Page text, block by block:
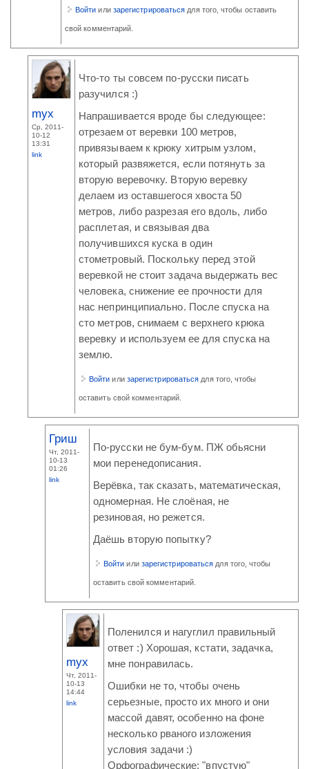
Войти или зарегистрироваться для того, чтобы оставить
свой комментарий.
myx
Ср, 2011-
10-12
13:31
link
Что-то ты совсем по-русски писать
разучился :)
Напрашивается вроде бы следующее:
отрезаем от веревки 100 метров,
привязываем к крюку хитрым узлом,
который развяжется, если потянуть за
вторую веревочку. Вторую веревку
делаем из оставшегося хвоста 50
метров, либо разрезая его вдоль, либо
расплетая, и связывая два
получившихся куска в один
стометровый. Поскольку перед этой
веревкой не стоит задача выдержать вес
человека, снижение ее прочности для
нас непринципиально. После спуска на
сто метров, снимаем с верхнего крюка
веревку и используем ее для спуска на
землю.
Войти или зарегистрироваться для того, чтобы
оставить свой комментарий.
Гриш
Чт, 2011-
10-13
01:26
link
По-русски не бум-бум. ПЖ обьясни
мои перенедописания.
Верёвка, так сказать, математическая,
одномерная. Не слоёная, не
резиновая, но режется.
Даёшь вторую попытку?
Войти или зарегистрироваться для того, чтобы
оставить свой комментарий.
myx
Чт, 2011-
10-13
14:44
link
Поленился и нагуглил правильный
ответ :) Хорошая, кстати, задачка,
мне понравилась.
Ошибки не то, чтобы очень
серьезные, просто их много и они
массой давят, особенно на фоне
несколько рваного изложения
условия задачи :)
Орфографические: "впустую"